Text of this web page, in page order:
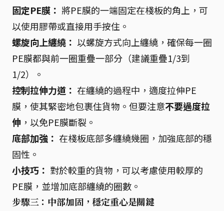
固定PE膜： 將PE膜的一端固定在棧板的角上，可
以使用膠帶或直接用手按住。
螺旋向上纏繞： 以螺旋方式向上纏繞，確保每一圈
PE膜都與前一圈重疊一部分（建議重疊1/3到
1/2）。
控制拉伸力道： 在纏繞的過程中，適度拉伸PE
膜，使其緊密地包裹住貨物。但要注意不要過度拉
伸 ，以免PE膜斷裂。
底部加強： 在棧板底部多纏繞幾圈，加強底部的穩
固性。
小技巧： 對於較重的貨物，可以考慮使用較厚的
PE膜，並增加底部纏繞的圈數。
步驟三：中部加固，穩定重心是關鍵